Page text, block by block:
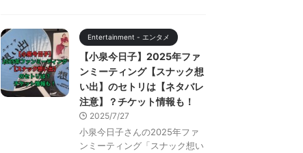
Entertainment - エンタメ
【小泉今日子】2025年ファ
ンミーティング【スナック想
い出】のセトリは【ネタバレ
注意】？チケット情報も！
2025/7/27
小泉今日子さんの2025年ファ
ンミーティング「スナック想い